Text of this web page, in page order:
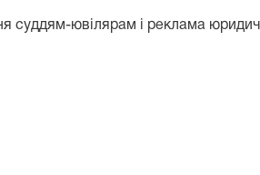
суддям-ювілярам і реклама